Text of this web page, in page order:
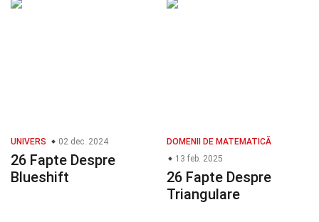
UNIVERS 02 dec. 2024
26 Fapte Despre
Blueshift
DOMENII DE MATEMATICĂ
13 feb. 2025
26 Fapte Despre
Triangulare